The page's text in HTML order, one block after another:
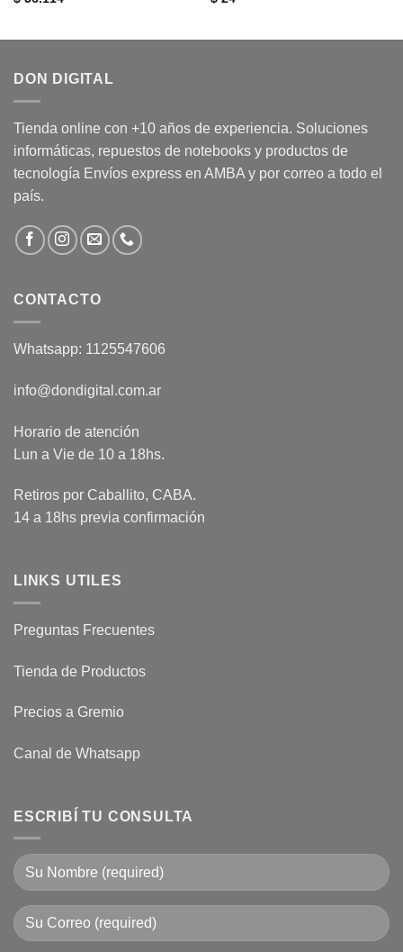
DON DIGITAL
Tienda online con +10 años de experiencia. Soluciones
informáticas, repuestos de notebooks y productos de
tecnología Envíos express en AMBA y por correo a todo el
país.
CONTACTO
Whatsapp: 1125547606
info@dondigital.com.ar
Horario de atención
Lun a Vie de 10 a 18hs.
Retiros por Caballito, CABA.
14 a 18hs previa confirmación
LINKS UTILES
Preguntas Frecuentes
Tienda de Productos
Precios a Gremio
Canal de Whatsapp
ESCRIBÍ TU CONSULTA